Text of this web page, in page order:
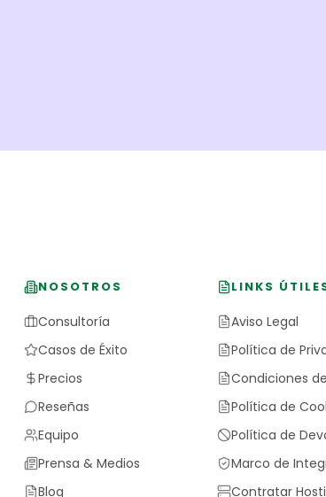
NOSOTROS
Consultoría
Casos de Éxito
Precios
Reseñas
Equipo
Prensa & Medios
Blog
LINKS
Aviso Legal
Política de
Condiciones
Política de
Política de
Marco de
Contratar